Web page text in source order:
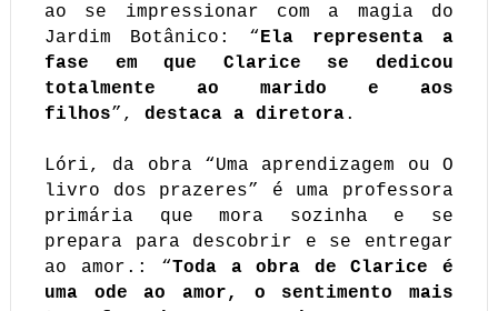
ao se impressionar com a magia do
Jardim Botânico: “Ela representa a
fase em que Clarice se dedicou
totalmente ao marido e aos
filhos”, destaca a diretora.
Lóri, da obra “Uma aprendizagem ou O
livro dos prazeres” é uma professora
primária que mora sozinha e se
prepara para descobrir e se entregar
ao amor.: “Toda a obra de Clarice é
uma ode ao amor, o sentimento mais